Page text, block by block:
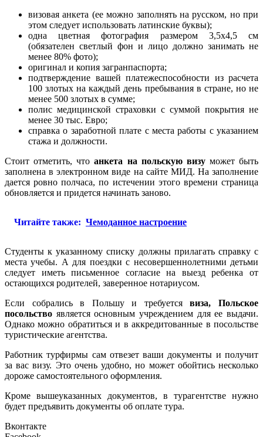
визовая анкета (ее можно заполнять на русском, но при
этом следует использовать латинские буквы);
одна цветная фотография размером 3,5х4,5 см
(обязателен светлый фон и лицо должно занимать не
менее 80% фото);
оригинал и копия загранпаспорта;
подтверждение вашей платежеспособности из расчета
100 злотых на каждый день пребывания в стране, но не
менее 500 злотых в сумме;
полис медицинской страховки с суммой покрытия не
менее 30 тыс. Евро;
справка о заработной плате с места работы с указанием
стажа и должности.
Стоит отметить, чтоанкета на польскую визуможет быть
заполнена в электронном виде на сайте МИД. На заполнение
дается ровно полчаса, по истечении этого времени страница
обновляется и придется начинать заново.
Читайте также: Чемоданное настроение
Студенты к указанному списку должны прилагать справку с
места учебы. А для поездки с несовершеннолетними детьми
следует иметь письменное согласие на выезд ребенка от
остающихся родителей, заверенное нотариусом.
Если собрались в Польшу и требуетсявиза, Польское
посольство является основным учреждением для ее выдачи.
Однако можно обратиться и в аккредитованные в посольстве
туристические агентства.
Работник турфирмы сам отвезет ваши документы и получит
за вас визу. Это очень удобно, но может обойтись несколько
дороже самостоятельного оформления.
Кроме вышеуказанных документов, в турагентстве нужно
будет предъявить документы об оплате тура.
Вконтакте